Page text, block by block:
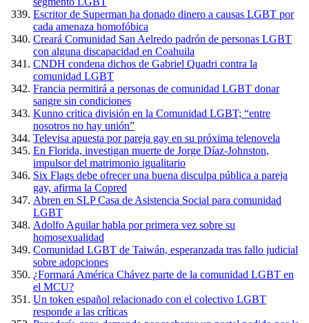
Escritor de Superman ha donado dinero a causas LGBT por
cada amenaza homofóbica
Creará Comunidad San Aelredo padrón de personas LGBT
con alguna discapacidad en Coahuila
CNDH condena dichos de Gabriel Quadri contra la
comunidad LGBT
Francia permitirá a personas de comunidad LGBT donar
sangre sin condiciones
Kunno critica división en la Comunidad LGBT; “entre
nosotros no hay unión”
Televisa apuesta por pareja gay en su próxima telenovela
En Florida, investigan muerte de Jorge Díaz-Johnston,
impulsor del matrimonio igualitario
Six Flags debe ofrecer una buena disculpa pública a pareja
gay, afirma la Copred
Abren en SLP Casa de Asistencia Social para comunidad
LGBT
Adolfo Aguilar habla por primera vez sobre su
homosexualidad
Comunidad LGBT de Taiwán, esperanzada tras fallo judicial
sobre adopciones
¿Formará América Chávez parte de la comunidad LGBT en
el MCU?
Un token español relacionado con el colectivo LGBT
responde a las críticas